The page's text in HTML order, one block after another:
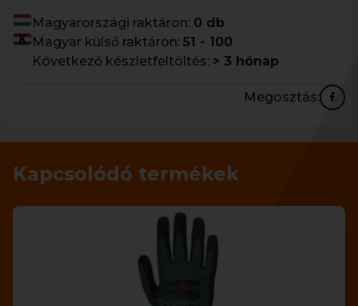
Magyarországi raktáron: 0 db
Magyar külső raktáron: 51 - 100
Következő készletfeltöltés: > 3 hónap
Megosztás:
Kapcsolódó termékek